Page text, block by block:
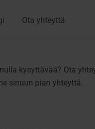
Ota yhteyttä
kysyttävää? Ota
sinuun pian yhteyttä.